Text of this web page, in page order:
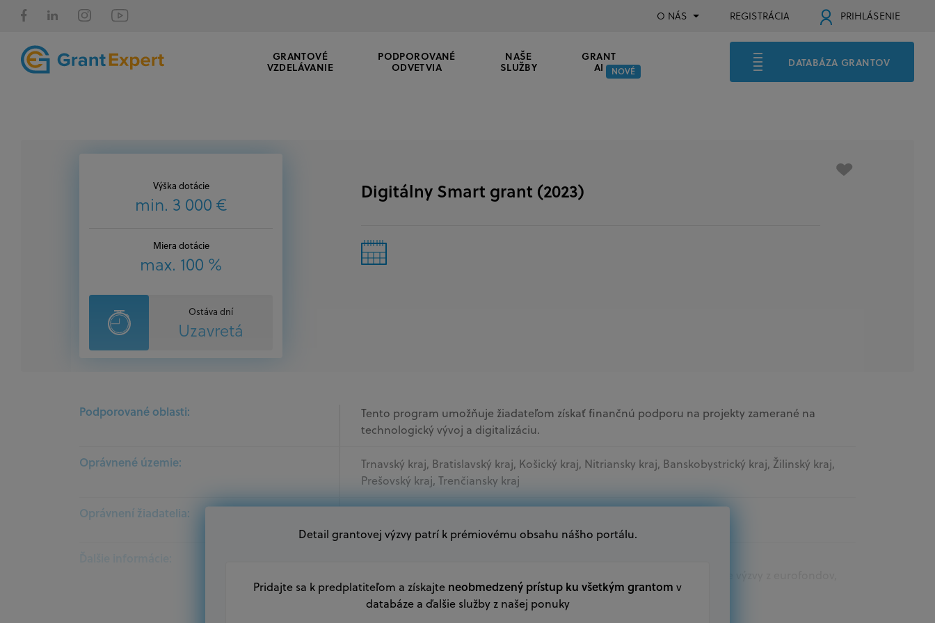
O NÁS REGISTRÁCIA PRIHLÁSENIE
GRANTOVÉ
VZDELÁVANIE
PODPOROVANÉ
ODVETVIA
NAŠE
SLUŽBY
GRANT
AI NOVÉ
DATABÁZA GRANTOV
Výška dotácie
min. 3 000 €
Miera dotácie
max. 100 %
Ostáva dní
Uzavretá
Digitálny Smart grant (2023)
Podporované oblasti:
Tento program umožňuje žiadateľom získať finančnú podporu na projekty zamerané na
technologický vývoj a digitalizáciu.
Oprávnené územie:
Trnavský kraj, Bratislavský kraj, Košický kraj, Nitriansky kraj, Banskobystrický kraj, Žilinský kraj,
Prešovský kraj, Trenčiansky kraj
Oprávnení žiadatelia:
plánu obnovy a ďalších zdrojov.
Detail grantovej výzvy patrí k prémiovému obsahu nášho portálu.
Pridajte sa k predplatiteľom a získajte neobmedzený prístup ku všetkým grantom v
databáze a ďalšie služby z našej ponuky